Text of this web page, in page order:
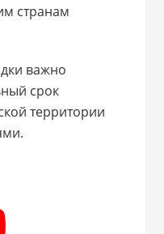
странам
важно
срок
территории